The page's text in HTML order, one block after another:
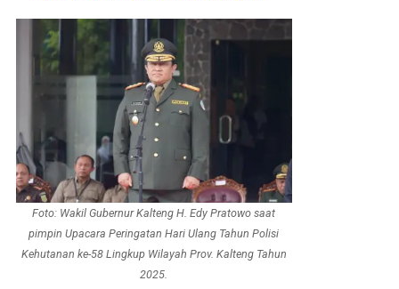
Foto: Wakil Gubernur Kalteng H. Edy Pratowo saat
pimpin Upacara Peringatan Hari Ulang Tahun Polisi
Kehutanan ke-58 Lingkup Wilayah Prov. Kalteng Tahun
2025.